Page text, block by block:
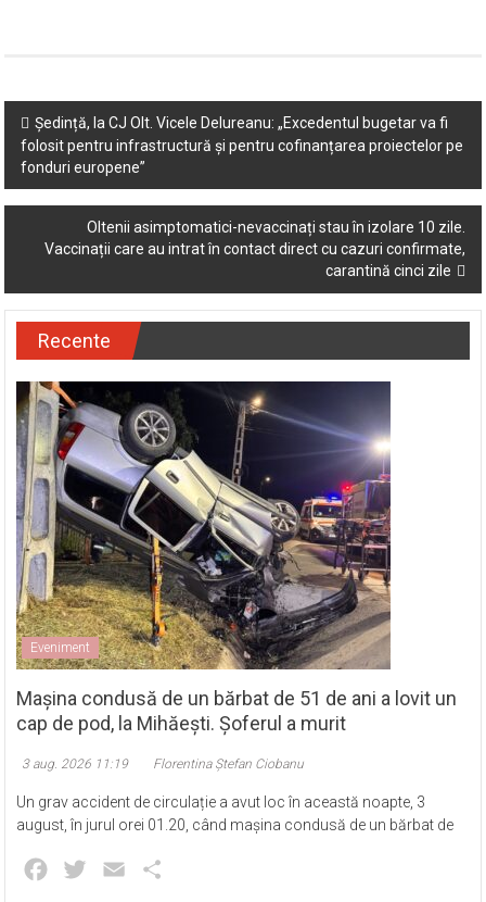
Post
navigation
Ședință, la CJ Olt. Vicele Delureanu: „Excedentul bugetar va fi
folosit pentru infrastructură și pentru cofinanțarea proiectelor pe
Oltenii asimptomatici-nevaccinați stau în izolare 10 zile.
Vaccinații care au intrat în contact direct cu cazuri confirmate,
carantină cinci zile
Recente
Eveniment
Mașina condusă de un bărbat de 51 de ani a lovit un
cap de pod, la Mihăești. Șoferul a murit
3 aug. 2026 11:19 Florentina Ștefan Ciobanu
august, în jurul orei 01.20, când mașina condusă de un bărbat de